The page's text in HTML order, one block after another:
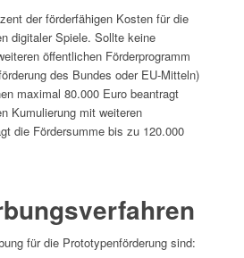
der förderfähigen Kosten für die
digitaler Spiele. Sollte keine
öffentlichen Förderprogramm
des Bundes oder EU-Mitteln)
maximal 80.000 Euro beantragt
Kumulierung mit weiteren
die Fördersumme bis zu 120.000
für die Prototypenförderung sind: